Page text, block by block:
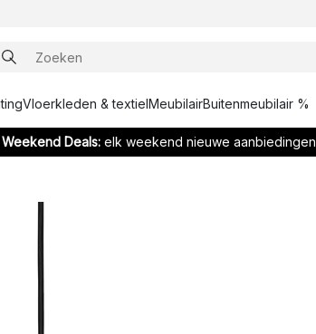
Vloerkleden & textielMeubilairBuitenmeubilair %
Weekend Deals: elk weekend nieuwe aanbiedingen